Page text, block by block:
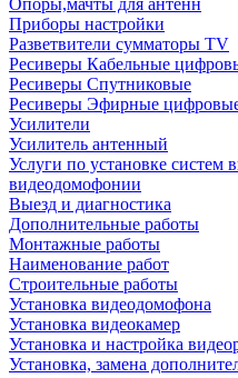
Опоры,мачты для антенн
Приборы настройки
Разветвители сумматоры TV
Ресиверы Кабельные
Ресиверы Спутниковые
Ресиверы Эфирные
Усилители
Усилитель антенный
Услуги по установке систем
видеодомофонии
Выезд и диагностика
Дополнительные работы
Монтажные работы
Наименование работ
Строительные работы
Установка видеодомофона
Установка видеокамер
Установка и настройка
Установка, замена